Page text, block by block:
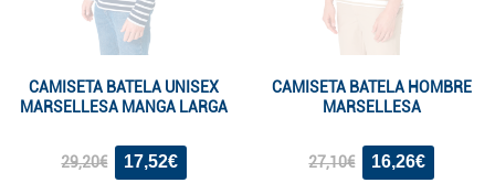
CAMISETA BATELA UNISEX
MARSELLESA MANGA LARGA
29,20€ 17,52€
CAMISETA BATELA HOMBRE
MARSELLESA
27,10€ 16,26€